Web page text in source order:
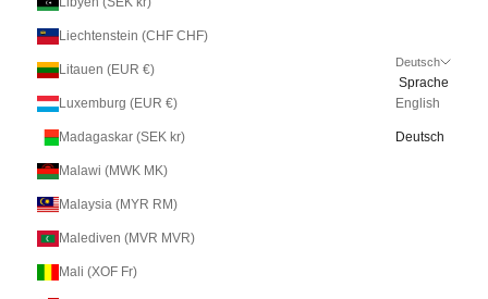
Liechtenstein (CHF CHF)
Litauen (EUR €)
Luxemburg (EUR €)
Madagaskar (SEK kr)
Malawi (MWK MK)
Malaysia (MYR RM)
Malediven (MVR MVR)
Mali (XOF Fr)
Deutsch
Sprache
English
Deutsch